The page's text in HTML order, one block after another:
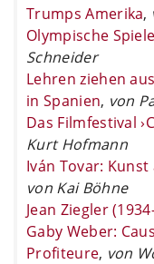
Trumps Amerika,
Olympische
Schneider
Lehren ziehen
in Spanien, von
Das Filmfestival
Kurt Hofmann
Iván Tovar:
von Kai Böhne
Jean Ziegler
Gaby Weber:
Profiteure, von